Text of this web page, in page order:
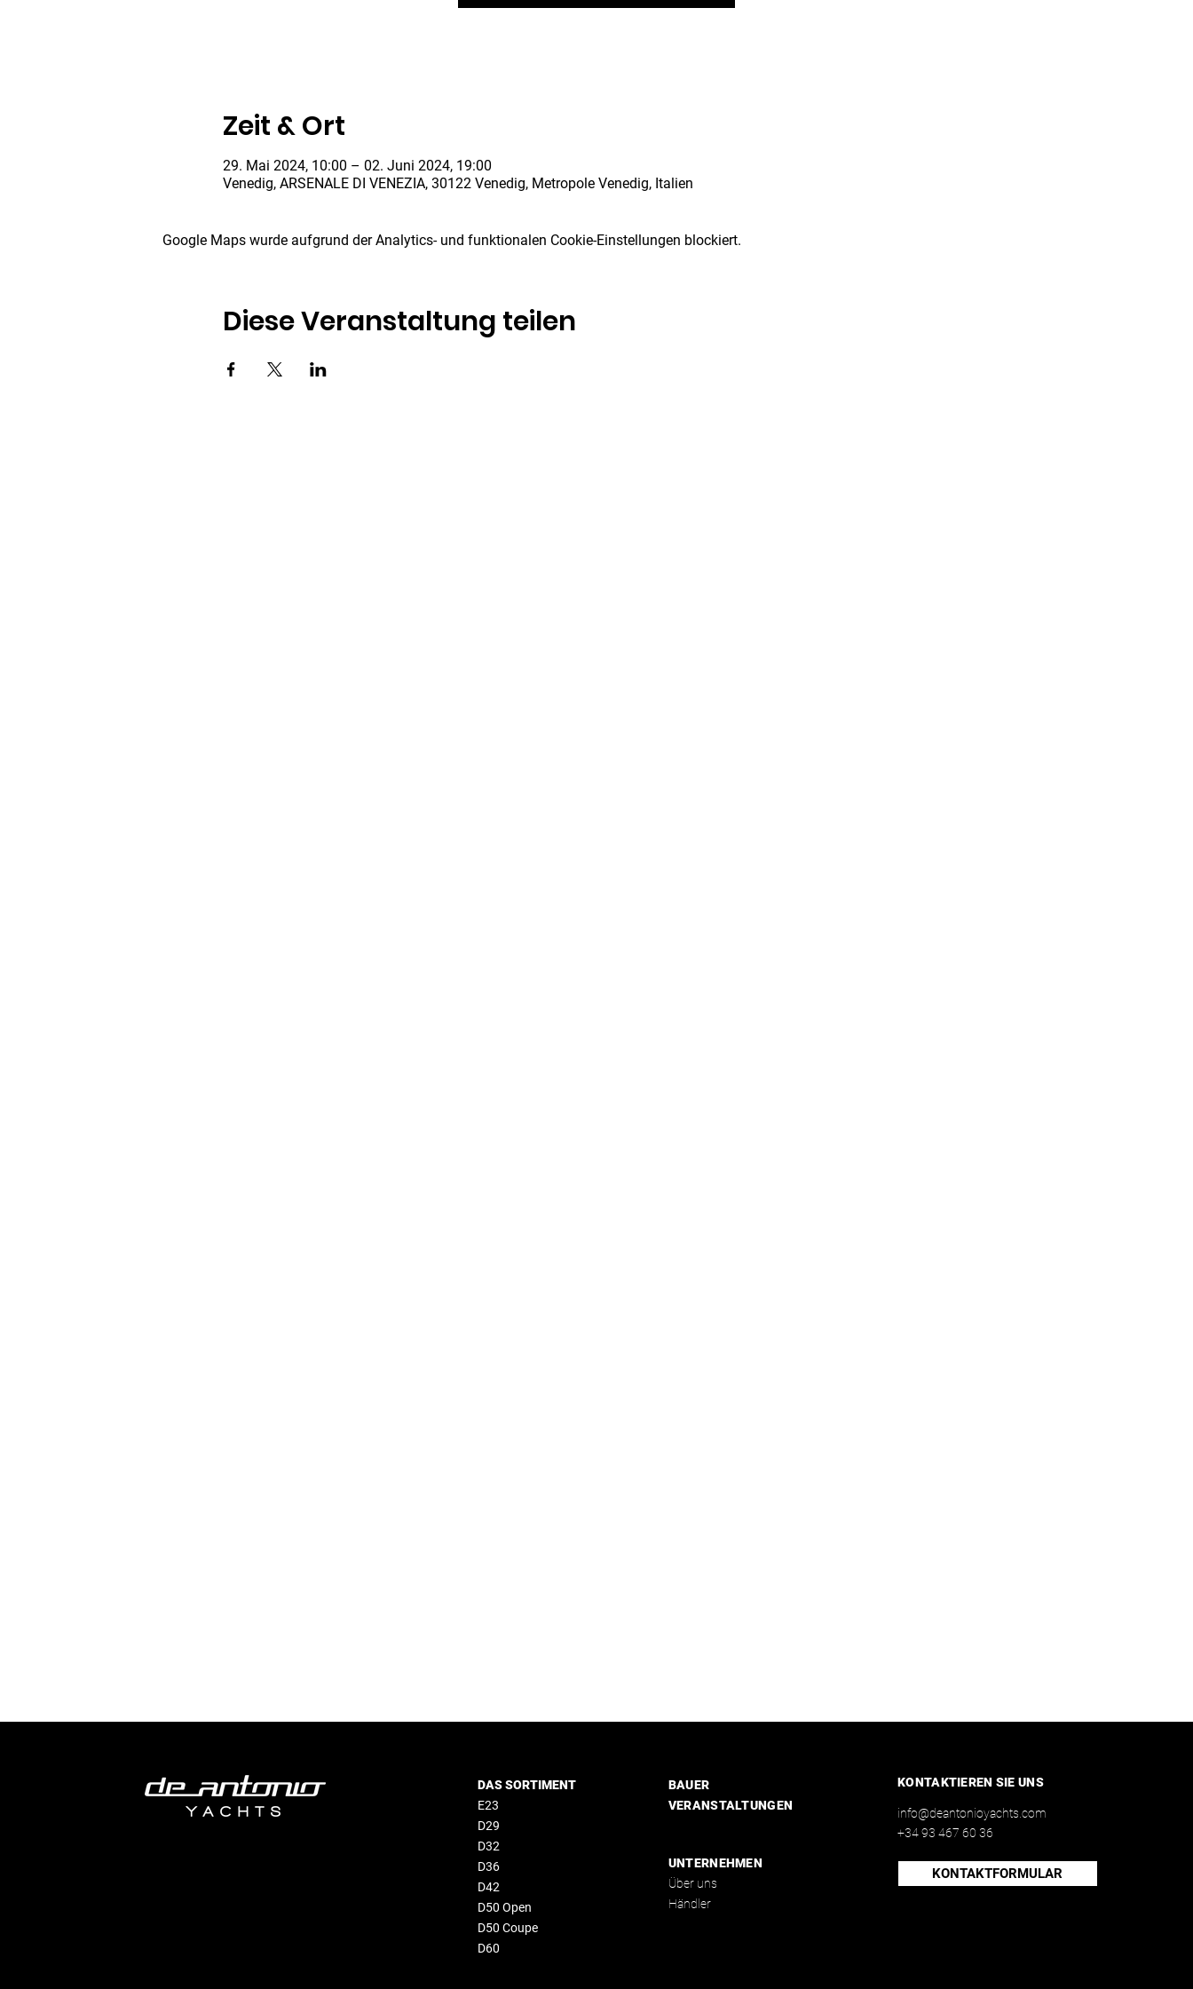
Zeit & Ort
29. Mai 2024, 10:00 – 02. Juni 2024, 19:00
Venedig, ARSENALE DI VENEZIA, 30122 Venedig, Metropole Venedig, Italien
Google Maps wurde aufgrund der Analytics- und funktionalen Cookie-Einstellungen blockiert.
Diese Veranstaltung teilen
DAS SORTIMENT
E23
D29
D32
D36
D42
D50 Open
D50 Coupe
D60
BAUER
VERANSTALTUNGEN
UNTERNEHMEN
Über uns
Händler
KONTAKTIEREN SIE UNS
info@deantonioyachts.com
+34 93 467 60 36
KONTAKTFORMULAR